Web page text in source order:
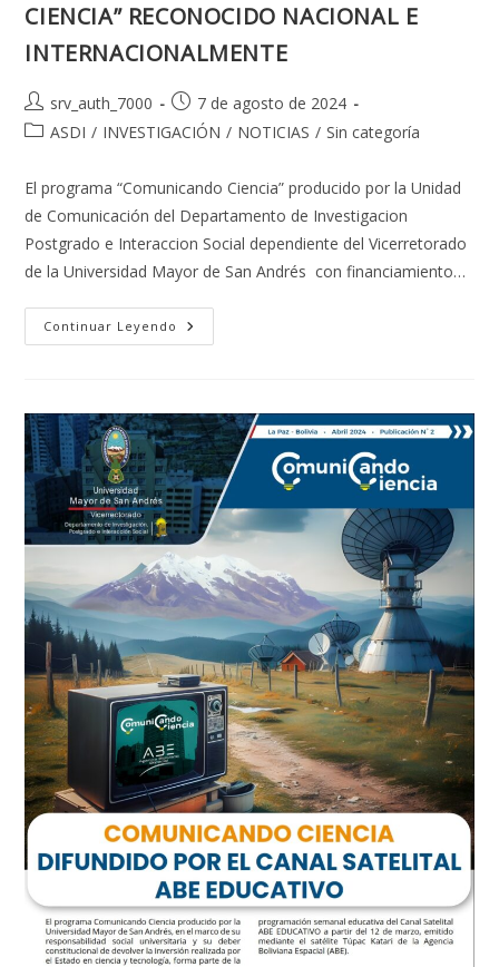
CIENCIA” RECONOCIDO NACIONAL E
INTERNACIONALMENTE
Autor
de
srv_auth_7000
Publicación
de
7 de agosto de 2024
Categoría
la
entrada:
ASDI / INVESTIGACIÓN / NOTICIAS / Sin categoría
El programa “Comunicando Ciencia” producido por la Unidad
de Comunicación del Departamento de Investigacion
Postgrado e Interaccion Social dependiente del Vicerretorado
de la Universidad Mayor de San Andrés con financiamiento…
Continuar Leyendo CALIDAD
DE
PROGRAMA
“COMUNICANDO
CIENCIA”
RECONOCIDO
NACIONAL
E
INTERNACIONALMENTE